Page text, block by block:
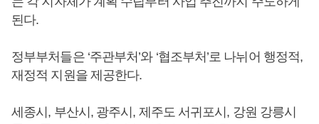
된다.
정부부처들은 ‘주관부처’와 ‘협조부처’로 나뉘어 행정적,
재정적 지원을 제공한다.
세종시, 부산시, 광주시, 제주도 서귀포시, 강원 강릉시